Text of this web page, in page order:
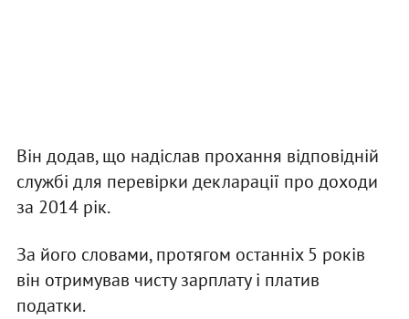
Він додав, що надіслав прохання відповідній
службі для перевірки декларації про доходи
за 2014 рік.
За його словами, протягом останніх 5 років
він отримував чисту зарплату і платив
податки.